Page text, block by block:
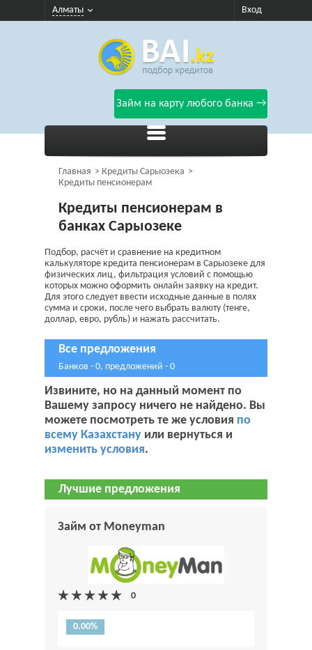
Алматы Вход
Займ на карту любого банка →
Главная
Кредиты Сарыозека
Кредиты пенсионерам
Кредиты пенсионерам в
банках Сарыозеке
Подбор, расчёт и сравнение на кредитном
калькуляторе кредита пенсионерам в Сарыозеке для
физических лиц, фильтрация условий с помощью
которых можно оформить онлайн заявку на кредит.
Для этого следует ввести исходные данные в полях
сумма и сроки, после чего выбрать валюту (тенге,
доллар, евро, рубль) и нажать рассчитать.
Все предложения
Банков - 0, предложений - 0
Извините, но на данный момент по
Вашему запросу ничего не найдено. Вы
можете посмотреть те же условия по
всему Казахстану или вернуться и
изменить условия.
Лучшие предложения
Займ от Moneyman
0.00%